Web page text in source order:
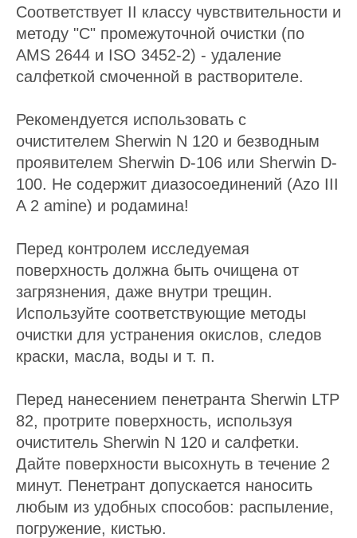
Соответствует II классу чувствительности и
методу "С" промежуточной очистки (по
AMS 2644 и ISO 3452-2) - удаление
салфеткой смоченной в растворителе.
Рекомендуется использовать с
очистителем Sherwin N 120 и безводным
проявителем Sherwin D-106 или Sherwin D-
100. Не содержит диазосоединений (Azo III
A 2 amine) и родамина!
Перед контролем исследуемая
поверхность должна быть очищена от
загрязнения, даже внутри трещин.
Используйте соответствующие методы
очистки для устранения окислов, следов
краски, масла, воды и т. п.
Перед нанесением пенетранта Sherwin LTP
82, протрите поверхность, используя
очиститель Sherwin N 120 и салфетки.
Дайте поверхности высохнуть в течение 2
минут. Пенетрант допускается наносить
любым из удобных способов: распыление,
погружение, кистью.